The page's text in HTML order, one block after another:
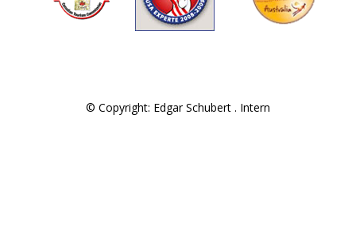
© Copyright: Edgar Schubert . Intern